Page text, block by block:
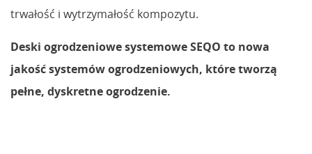
trwałość i wytrzymałość kompozytu.
Deski ogrodzeniowe systemowe SEQO to nowa
jakość systemów ogrodzeniowych, które tworzą
pełne, dyskretne ogrodzenie.